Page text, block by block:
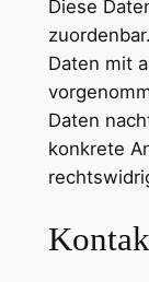
Diese
Daten mit
Daten
konkrete